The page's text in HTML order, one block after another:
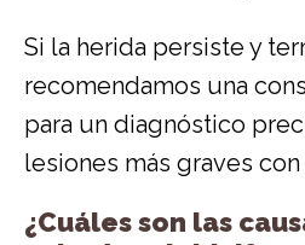
Si la herida persiste y
recomendamos una
para un diagnóstico
lesiones más graves
¿Cuáles son las